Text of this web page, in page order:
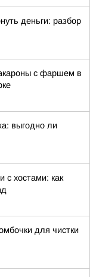
деньги: разбор
с фаршем в
выгодно ли
с хостами: как
для чистки